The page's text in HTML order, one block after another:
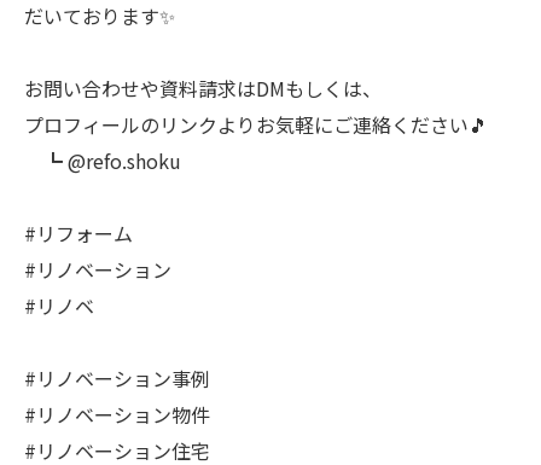
だいております✨
お問い合わせや資料請求はDMもしくは、
プロフィールのリンクよりお気軽にご連絡ください🎵
┗ @refo.shoku
#リフォーム
#リノベーション
#リノベ
#リノベーション事例
#リノベーション物件
#リノベーション住宅